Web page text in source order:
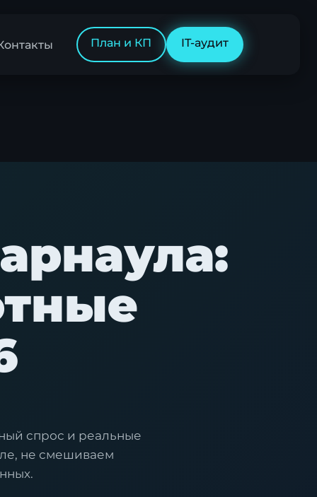
План и КП IT-аудит
спрос и реальные
не смешиваем